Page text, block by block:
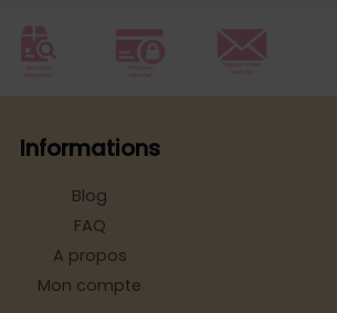
Informations
Blog
FAQ
A propos
Mon compte